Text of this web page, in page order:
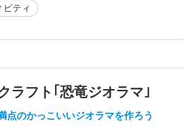
ティ
フト｢恐竜ジオラマ｣
点のかっこいいジオラマを作ろう